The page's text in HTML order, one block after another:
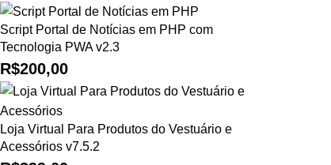
Script Portal de Notícias em PHP com
Tecnologia PWA v2.3
R$200,00
Loja Virtual Para Produtos do Vestuário e
Acessórios v7.5.2